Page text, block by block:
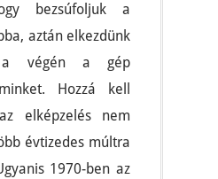
bezsúfoljuk a
aztán elkezdünk
végén a gép
Hozzá kell
elképzelés nem
évtizedes múltra
1970-ben az